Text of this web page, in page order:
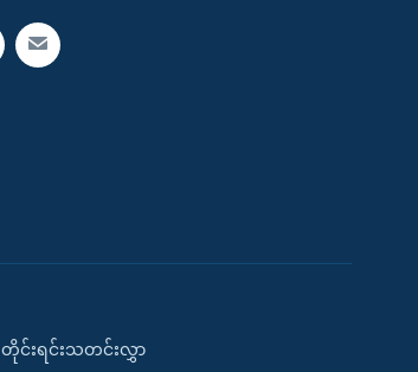
တိုင်းရင်းသတင်းလွှာ